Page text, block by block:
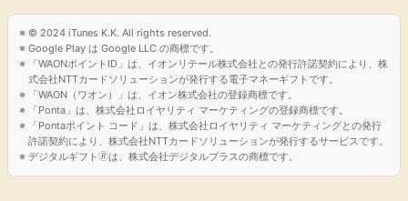
© 2024 iTunes K.K. All rights reserved.
Google Play は Google LLC の商標です。
「WAONポイントID」は、イオンリテール株式会社との発行許諾契約により、株
式会社NTTカードソリューションが発行する電子マネーギフトです。
「WAON（ワオン）」は、イオン株式会社の登録商標です。
「Ponta」は、株式会社ロイヤリティ マーケティングの登録商標です。
「Pontaポイント コード」は、株式会社ロイヤリティ マーケティングとの発行
許諾契約により、株式会社NTTカードソリューションが発行するサービスです。
デジタルギフト🄬は、株式会社デジタルプラスの商標です。